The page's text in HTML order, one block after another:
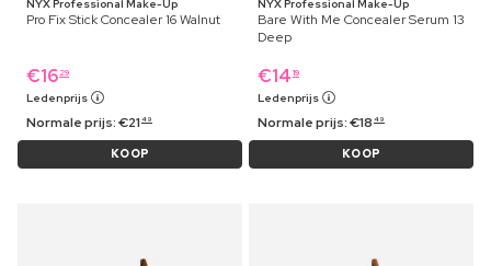
NYX Professional Make-Up
Pro Fix Stick Concealer 16 Walnut
€16 29
Ledenprijs
Normale prijs:€21 49
KOOP
NYX Professional Make-Up
Bare With Me Concealer Serum 13
Deep
€14 19
Ledenprijs
Normale prijs:€18 49
KOOP